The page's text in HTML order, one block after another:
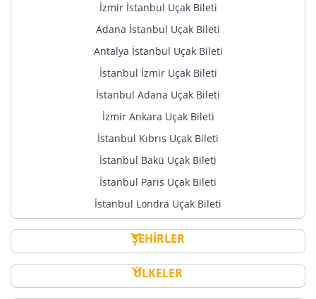
İzmir İstanbul Uçak Bileti
Adana İstanbul Uçak Bileti
Antalya İstanbul Uçak Bileti
İstanbul İzmir Uçak Bileti
İstanbul Adana Uçak Bileti
İzmir Ankara Uçak Bileti
İstanbul Kıbrıs Uçak Bileti
İstanbul Bakü Uçak Bileti
İstanbul Paris Uçak Bileti
İstanbul Londra Uçak Bileti
ŞEHİRLER
ÜLKELER